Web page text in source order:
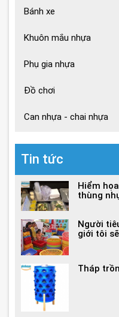
Bánh xe
Khuôn mắu nhựa
Phụ gia nhựa
Đồ chơi
Can nhựa - chai nhựa
Tin tức
Hiểm
thùng
Người
giới tôi
Tháp